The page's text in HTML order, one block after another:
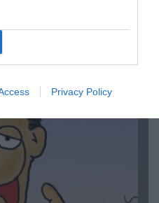
Privacy Policy
στην
παράνομα
χώρους